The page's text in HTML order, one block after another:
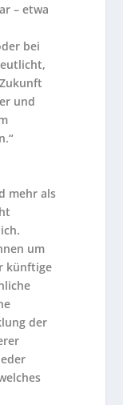
– etwa
bei
und
mehr als
um
künftige
der